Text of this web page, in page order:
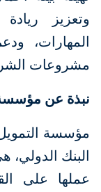
وتعزيز
المهارات،
مشروعات
نبذة عن مؤسسة
البنك الدولي،
عملها على